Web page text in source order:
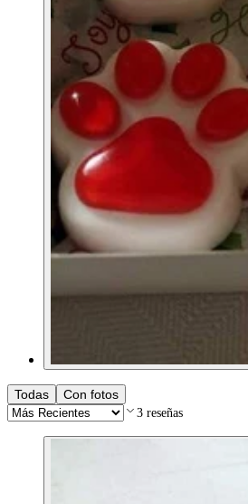
Todas Con fotos
3 reseñas